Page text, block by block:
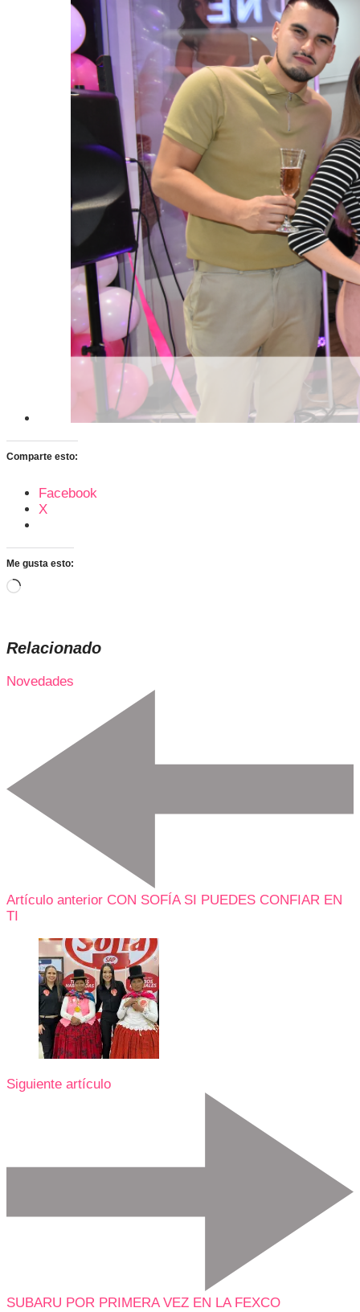
Comparte esto:
Facebook
X
Me gusta esto:
Cargando...
Relacionado
Novedades
Artículo anterior CON SOFÍA SI PUEDES CONFIAR EN
TI
Siguiente artículo
SUBARU POR PRIMERA VEZ EN LA FEXCO